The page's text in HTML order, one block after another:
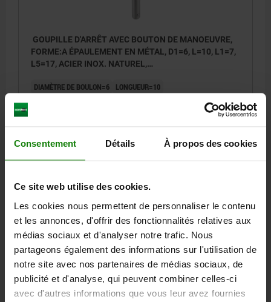
Consentement Détails À propos des cookies
Ce site web utilise des cookies.
Les cookies nous permettent de personnaliser le contenu
et les annonces, d'offrir des fonctionnalités relatives aux
médias sociaux et d'analyser notre trafic. Nous
partageons également des informations sur l'utilisation de
notre site avec nos partenaires de médias sociaux, de
publicité et d'analyse, qui peuvent combiner celles-ci
avec d'autres informations que vous leur avez fournies
GOUPILLE D'ARRÊT AVEC BOUTON DE MANOEUVRE,
FORME:A ÉPAULEMENT EN MÉTAL, D1=6, L=10, L1=7,
L5=17, ACIER INOX. NATUREL,
COUVERCLE:ROUGE RAL3020
DIAMÈTRE DE BOULON=6
LONGUEUR=10
FORME=A
D=38
Référence:03193-3806010
hors TVA
03193 A